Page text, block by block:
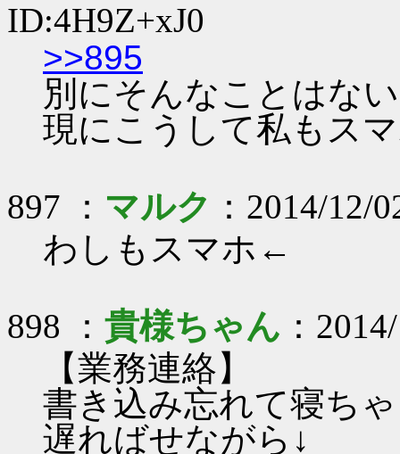
ID:4H9Z+xJ0
>>895
別にそんなことはな
現にこうして私もス
897 ： マルク ：2014/12/
わしもスマホ←
898 ： 貴様ちゃん ：
【業務連絡】
書き込み忘れて寝ち
遅ればせながら↓